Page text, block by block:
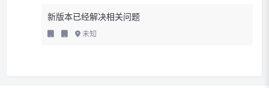
新版本已经解决相关问题
未知